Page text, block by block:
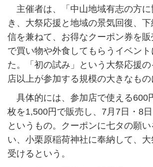
主催者は、「中山地域有志の方に
き、大祭応援と地域の景気回復、
信を兼ねて、お得なクーポン券を
で買い物や外食してもらうイベン
た。「初の試み」という大祭応援
店以上が参加する規模の大きなもの
具体的には、参加店で使える600
枚を1,500円で販売し、7月7日・8
というもの。クーポンに七タの願
い、小栗原稲荷神社に奉納して、
受けるという。